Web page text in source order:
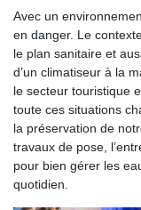
Avec un
en danger. Le
le plan sanitaire et
d’un climatiseur à la
le secteur touristique
toute ces situations
la préservation de
travaux de pose,
pour bien gérer les
quotidien.